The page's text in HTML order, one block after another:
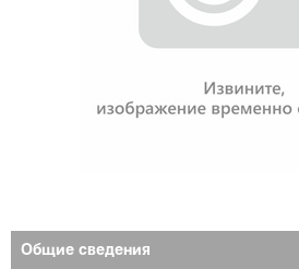
Общие сведения